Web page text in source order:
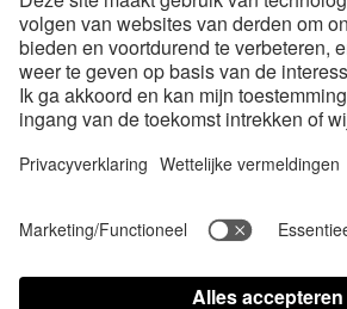
handelsmerken van Bluetooth SIG, Inc. en
Apple, het Apple logo en Apple Watch zijn
Google Play en het Google Play-logo zijn